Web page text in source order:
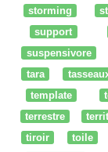
storming
support
suspensivore
tara
template
terrestre
tiroir
toile